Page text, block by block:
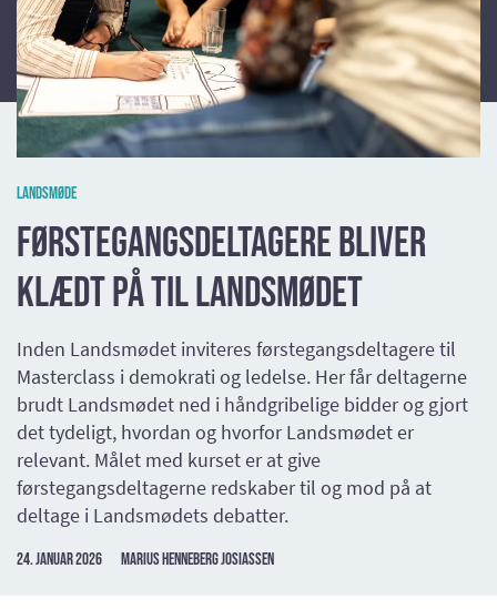
Billede af: Christian Blom-Bloch
Landsmøde
Førstegangsdeltagere bliver
klædt på til Landsmødet
Inden Landsmødet inviteres førstegangsdeltagere til
Masterclass i demokrati og ledelse. Her får deltagerne
brudt Landsmødet ned i håndgribelige bidder og gjort
det tydeligt, hvordan og hvorfor Landsmødet er
relevant. Målet med kurset er at give
førstegangsdeltagerne redskaber til og mod på at
deltage i Landsmødets debatter.
24. januar 2026 Marius Henneberg Josiassen